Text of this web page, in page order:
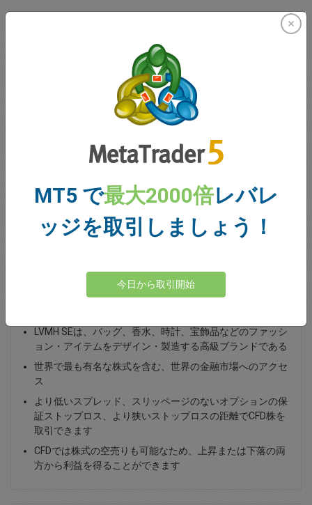
取引のための残高
合計のオープン損益
0.00
LVMH SEは、バッグ、香水、時計、宝飾品などのファッシ
ョン・アイテムをデザイン・製造する高級ブランドである
世界で最も有名な株式を含む、世界の金融市場へのアクセ
ス
より低いスプレッド、スリッページのないオプションの保
証ストップロス、より狭いストップロスの距離でCFD株を
取引できます
CFDでは株式の空売りも可能なため、上昇または下落の両
方から利益を得ることができます
MT5 で最大2000倍レバレ
ッジを取引しましょう！
今日から取引開始